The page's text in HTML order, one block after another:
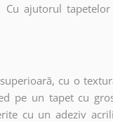
ajutorul
cu o
pe un tapet cu
cu un adeziv